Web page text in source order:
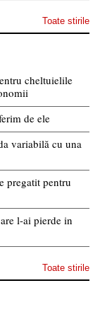
Toate stirile
cheltuielile
de ele
variabilă cu una
pregatit pentru
l-ai pierde in
Toate stirile